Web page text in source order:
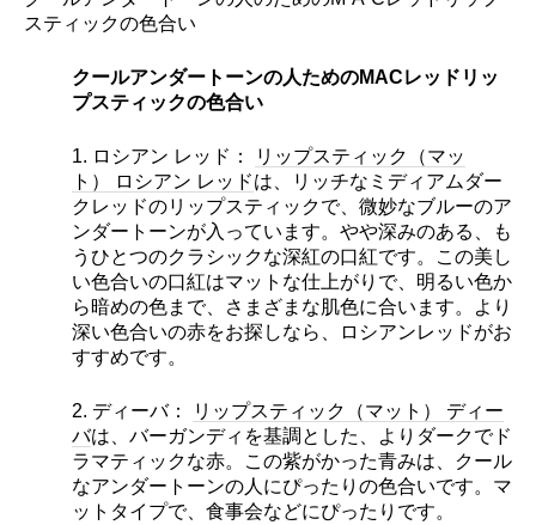
スティックの色合い
クールアンダートーンの人ためのMACレッドリッ
プスティックの色合い
1. ロシアン レッド：
リップスティック（マッ
ト） ロシアン レッドは、リッチなミディアムダー
クレッドのリップスティックで、微妙なブルーのア
ンダートーンが入っています。やや深みのある、も
うひとつのクラシックな深紅の口紅です。この美し
い色合いの口紅はマットな仕上がりで、明るい色か
ら暗めの色まで、さまざまな肌色に合います。より
深い色合いの赤をお探しなら、ロシアンレッドがお
すすめです。
2. ディーバ：
リップスティック（マット） ディー
バは、バーガンディを基調とした、よりダークでド
ラマティックな赤。この紫がかった青みは、クール
なアンダートーンの人にぴったりの色合いです。マ
ットタイプで、食事会などにぴったりです。